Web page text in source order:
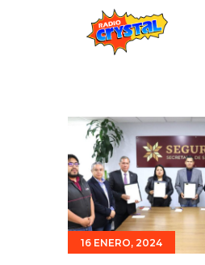
Estaciones
Eventos
Promociones
Noticias
Para ti
16 ENERO, 2024